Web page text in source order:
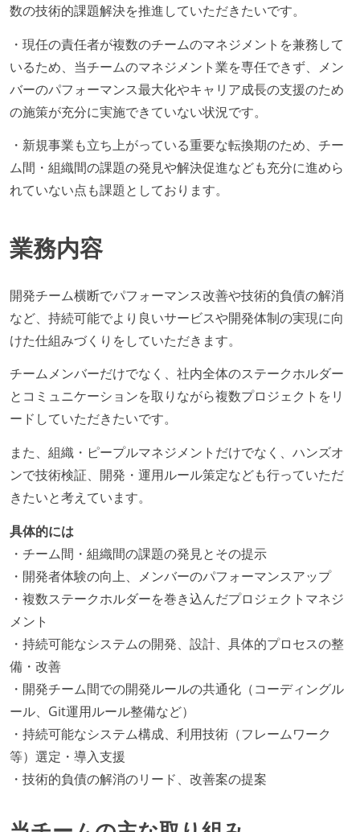
数の技術的課題解決を推進していただきたいです。
・現任の責任者が複数のチームのマネジメントを兼務して
いるため、当チームのマネジメント業を専任できず、メン
バーのパフォーマンス最大化やキャリア成長の支援のため
の施策が充分に実施できていない状況です。
・新規事業も立ち上がっている重要な転換期のため、チー
ム間・組織間の課題の発見や解決促進なども充分に進めら
れていない点も課題としております。
業務内容
開発チーム横断でパフォーマンス改善や技術的負債の解消
など、持続可能でより良いサービスや開発体制の実現に向
けた仕組みづくりをしていただきます。
チームメンバーだけでなく、社内全体のステークホルダー
とコミュニケーションを取りながら複数プロジェクトをリ
ードしていただきたいです。
また、組織・ピープルマネジメントだけでなく、ハンズオ
ンで技術検証、開発・運用ルール策定なども行っていただ
きたいと考えています。
具体的には
・チーム間・組織間の課題の発見とその提示
・開発者体験の向上、メンバーのパフォーマンスアップ
・複数ステークホルダーを巻き込んだプロジェクトマネジ
メント
・持続可能なシステムの開発、設計、具体的プロセスの整
備・改善
・開発チーム間での開発ルールの共通化（コーディングル
ール、Git運用ルール整備など）
・持続可能なシステム構成、利用技術（フレームワーク
等）選定・導入支援
・技術的負債の解消のリード、改善案の提案